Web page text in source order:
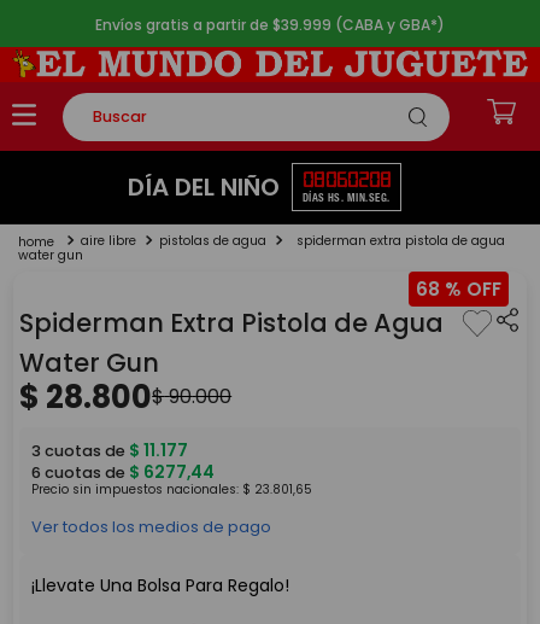
Envíos gratis a partir de $39.999 (CABA y GBA*)
Buscar
TÉRMINOS MÁS BUSCADOS
2.
lego
4
monopatin
5 . toy story
DÍA DEL NIÑO 08
DÍAS
06
HS.
02
MIN.
08
SEG.
aire libre pistolas de agua spiderman extra pistola de agua
water gun
68 %
Spiderman Extra Pistola de Agua
Water Gun
$ 28.800$90.000
3 cuotas de $ 11.177
6 cuotas de $ 6277,44
Precio sin impuestos nacionales: $ 23.801,65
Ver todos los medios de pago
¡Llevate Una Bolsa Para Regalo!